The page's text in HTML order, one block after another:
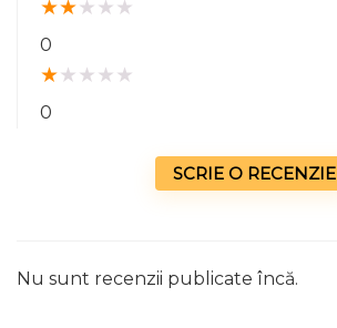
★★★ ★ ★
0
★★ ★ ★ ★
0
SCRIE O RECENZIE
Nu sunt recenzii publicate încă.